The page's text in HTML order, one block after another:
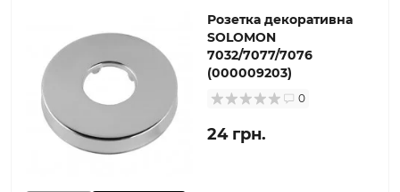
Розетка декоративна
SOLOMON
7032/7077/7076
(000009203)
0
24 грн.